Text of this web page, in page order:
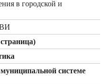
в городской и
системе